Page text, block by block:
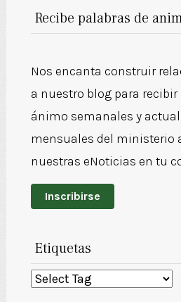
Recibe palabras de
Nos encanta construir
a nuestro blog para recibir
ánimo semanales y
mensuales del ministerio
nuestras eNoticias en tu
Inscribirse
Etiquetas